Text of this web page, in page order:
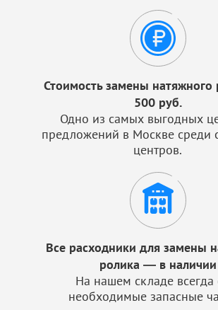
Стоимость замены
500 руб.
Одно из самых выгодных
предложений в Москве среди
центров.
Все расходники для замены
ролика — в наличии
На нашем складе всегда
необходимые запасные